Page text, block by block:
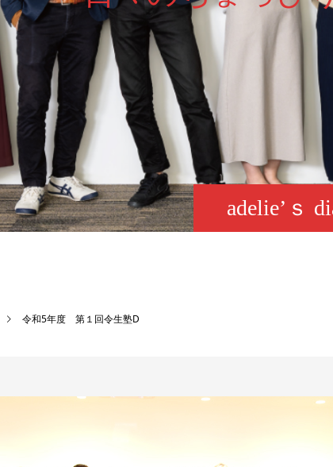
adelie’ｓ
令和5年度 第１回令生塾D